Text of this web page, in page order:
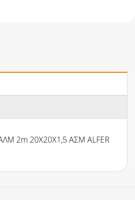
2m 20Χ20Χ1,5 ΑΣΜ ALFER